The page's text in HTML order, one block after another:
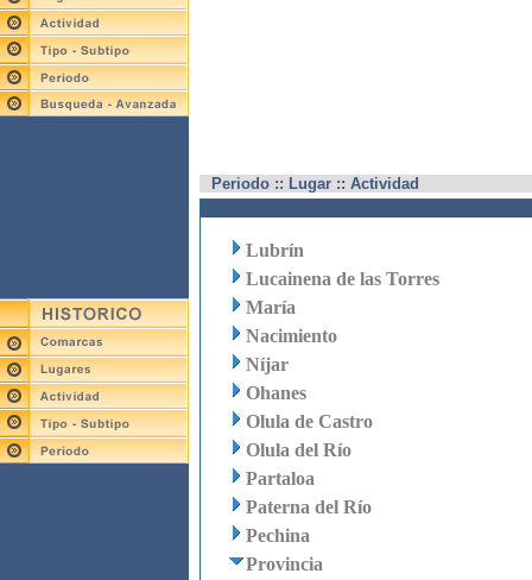
Periodo :: Lugar :: Actividad
Lubrín
Lucainena de las Torres
María
Nacimiento
Níjar
Ohanes
Olula de Castro
Olula del Río
Partaloa
Paterna del Río
Pechina
Provincia